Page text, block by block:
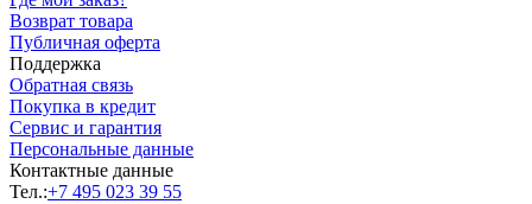
Возврат товара
Публичная оферта
Поддержка
Обратная связь
Покупка в кредит
Сервис и гарантия
Персональные данные
Контактные данные
Тел.:+7 495 023 39 55